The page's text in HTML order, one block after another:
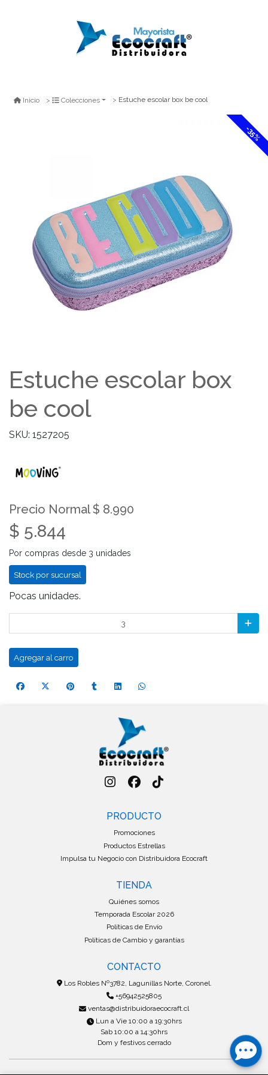
Inicio Colecciones Estuche escolar box be cool
-35%
Estuche escolar box
be cool
SKU: 1527205
Precio Normal $ 8.990
$ 5.844
Por compras desde 3 unidades
Stock por sucursal
Pocas unidades.
Agregar al carro
PRODUCTO
Promociones
Productos Estrellas
Impulsa tu Negocio con Distribuidora Ecocraft
TIENDA
Quiénes somos
Temporada Escolar 2026
Políticas de Envío
Políticas de Cambio y garantías
CONTACTO
Los Robles Nº3782, Lagunillas Norte, Coronel.
+56942525805
ventas@distribuidoraecocraft.cl
Lun a Vie 10:00 a 19:30hrs
Sab 10:00 a 14:30hrs
Dom y festivos cerrado